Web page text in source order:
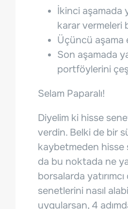
İkinci aşamada
karar vermeleri
Üçüncü aşama
Son aşamada
portföylerini
Selam Paparalı!
Diyelim ki hisse
verdin. Belki de bir
kaybetmeden hisse
da bu noktada ne
borsalarda
senetlerini nasıl
uygularsan, 4